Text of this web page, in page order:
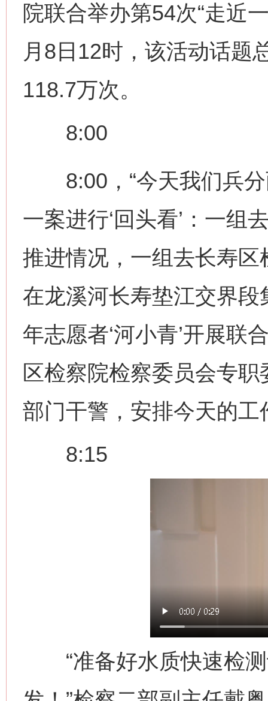
院联合举办第54次“走近
月8日12时，该活动话题
118.7万次。
8:00
8:00，“今天我们兵分
一案进行‘回头看’：一组
推进情况，一组去长寿
在龙溪河长寿垫江交界
年志愿者‘河小青’开展联
区检察院检察委员会专
部门干警，安排今天的工
8:15
“准备好水质快速检测